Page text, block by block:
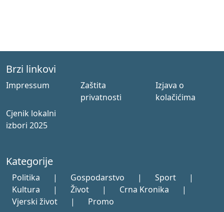
Brzi linkovi
Impressum
Zaštita
privatnosti
Izjava o
kolačićima
Cjenik lokalni
izbori 2025
Kategorije
Politika | Gospodarstvo | Sport
|
Kultura
| Život | Crna Kronika
|
Vjerski život
| Promo